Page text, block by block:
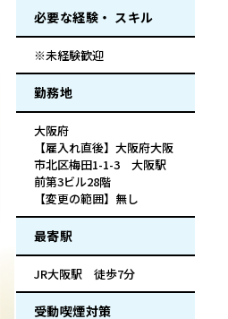
必要な経験・ スキル
※未経験歓迎
勤務地
大阪府
【雇入れ直後】大阪府大阪
市北区梅田1-1-3 大阪駅
前第3ビル28階
【変更の範囲】無し
最寄駅
JR大阪駅 徒歩7分
受動喫煙対策